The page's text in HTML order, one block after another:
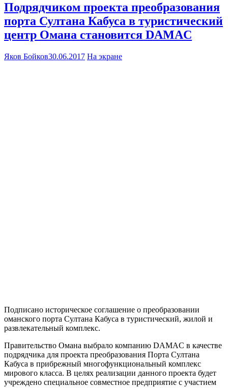
Подрядчиком проекта преобразования
порта Султана Кабуса в туристический
центр Омана становится DAMAC
Яков Бойков30.06.2017 На экране
Подписано историческое соглашение о преобразовании
оманского порта Султана Кабуса в туристический, жилой и
развлекательный комплекс.
Правительство Омана выбрало компанию DAMAC в качестве
подрядчика для проекта преобразования Порта Султана
Кабуса в прибрежный многофункциональный комплекс
мирового класса. В целях реализации данного проекта будет
учреждено специальное совместное предприятие с участием